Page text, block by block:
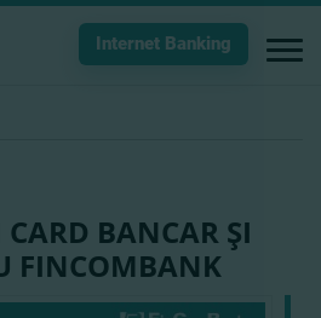
Internet Banking
BANCAR ŞI
FINCOMBANK